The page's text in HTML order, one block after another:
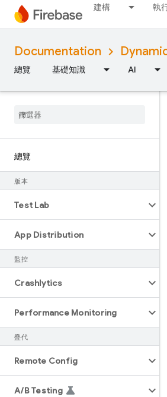
建構 執
Documentation
總覽 基礎知識 AI
總覽
版本
Test Lab
App Distribution
監控
Crashlytics
Performance Monitoring
疊代
Remote Config
A/B Testing